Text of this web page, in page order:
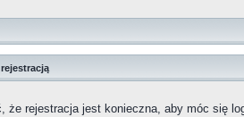
rejestracja jest konieczna, aby móc się